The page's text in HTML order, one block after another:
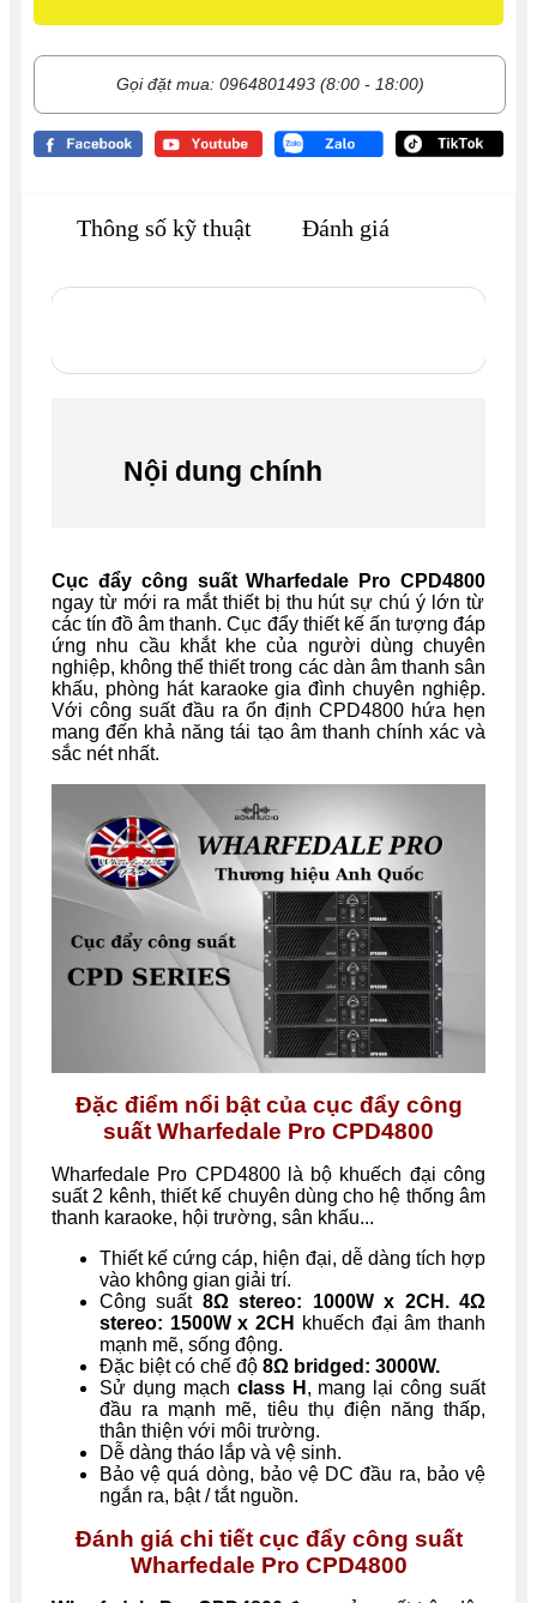
Gọi đặt mua: 0964801493 (8:00 - 18:00)
Thông số kỹ thuật Đánh giá
Nội dung chính
Cục đẩy công suất Wharfedale Pro CPD4800
ngay từ mới ra mắt thiết bị thu hút sự chú ý lớn từ
các tín đồ âm thanh. Cục đẩy thiết kế ấn tượng đáp
ứng nhu cầu khắt khe của người dùng chuyên
nghiệp, không thể thiết trong các dàn âm thanh sân
khấu, phòng hát karaoke gia đình chuyên nghiệp.
Với công suất đầu ra ổn định CPD4800 hứa hẹn
mang đến khả năng tái tạo âm thanh chính xác và
sắc nét nhất.
Đặc điểm nổi bật của cục đẩy công
suất Wharfedale Pro CPD4800
Wharfedale Pro CPD4800 là bộ khuếch đại công
suất 2 kênh, thiết kế chuyên dùng cho hệ thống âm
thanh karaoke, hội trường, sân khấu...
Thiết kế cứng cáp, hiện đại, dễ dàng tích hợp
vào không gian giải trí.
Công suất 8Ω stereo: 1000W x 2CH. 4Ω
stereo: 1500W x 2CH
khuếch đại âm thanh
mạnh mẽ, sống động.
Đặc biệt có chế độ 8Ω bridged: 3000W.
Sử dụng mạch class H , mang lại công suất
đầu ra mạnh mẽ, tiêu thụ điện năng thấp,
thân thiện với môi trường.
Dễ dàng tháo lắp và vệ sinh.
Bảo vệ quá dòng, bảo vệ DC đầu ra, bảo vệ
ngắn ra, bật / tắt nguồn.
Đánh giá chi tiết cục đẩy công suất
Wharfedale Pro CPD4800